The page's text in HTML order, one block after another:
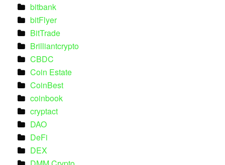
bitbank
bitFlyer
BitTrade
Brilliantcrypto
CBDC
Coin Estate
CoinBest
coinbook
cryptact
DAO
DeFi
DEX